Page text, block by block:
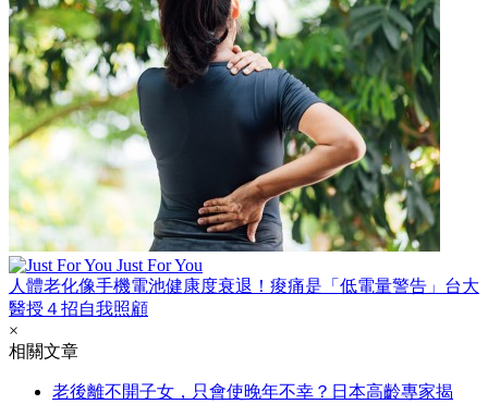
Just For You
人體老化像手機電池健康度衰退！痠痛是「低電量警告」台大
醫授４招自我照顧
×
相關文章
老後離不開子女，只會使晚年不幸？日本高齡專家揭